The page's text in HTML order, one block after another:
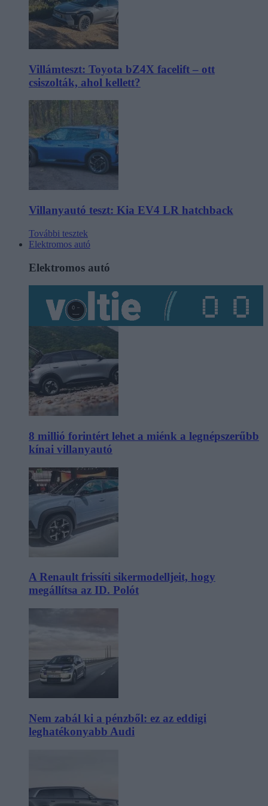
Villámteszt: Toyota bZ4X facelift – ott
csiszolták, ahol kellett?
Villanyautó teszt: Kia EV4 LR hatchback
További tesztek
Elektromos autó
Elektromos autó
8 millió forintért lehet a miénk a legnépszerűbb
kínai villanyautó
A Renault frissíti sikermodelljeit, hogy
megállítsa az ID. Polót
Nem zabál ki a pénzből: ez az eddigi
leghatékonyabb Audi